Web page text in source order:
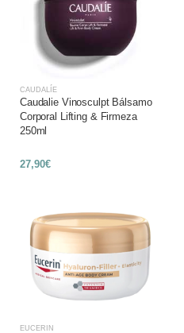
CAUDALÍE
Caudalie Vinosculpt Bálsamo
Corporal Lifting & Firmeza
250ml
27,90€
EUCERIN